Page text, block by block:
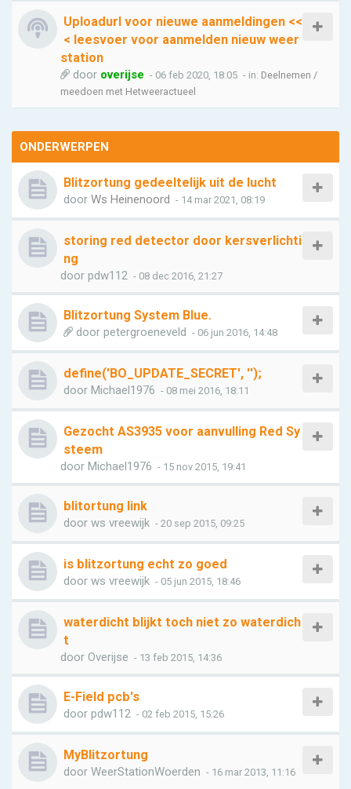
Uploadurl voor nieuwe aanmeldingen <<
< leesvoer voor aanmelden nieuw weer
station
door overijse - 06 feb 2020, 18:05 - in: Deelnemen /
meedoen met Hetweeractueel
ONDERWERPEN
Blitzortung gedeeltelijk uit de lucht
door Ws Heinenoord - 14 mar 2021, 08:19
storing red detector door kersverlichti
ng
door pdw112 - 08 dec 2016, 21:27
Blitzortung System Blue.
door petergroeneveld - 06 jun 2016, 14:48
define('BO_UPDATE_SECRET', '');
door Michael1976 - 08 mei 2016, 18:11
Gezocht AS3935 voor aanvulling Red Sy
steem
door Michael1976 - 15 nov 2015, 19:41
blitortung link
door ws vreewijk - 20 sep 2015, 09:25
is blitzortung echt zo goed
door ws vreewijk - 05 jun 2015, 18:46
waterdicht blijkt toch niet zo waterdich
t
door Overijse - 13 feb 2015, 14:36
E-Field pcb's
door pdw112 - 02 feb 2015, 15:26
MyBlitzortung
door WeerStationWoerden - 16 mar 2013, 11:16